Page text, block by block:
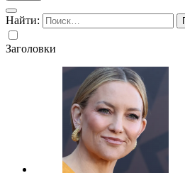
Найти:
Заголовки